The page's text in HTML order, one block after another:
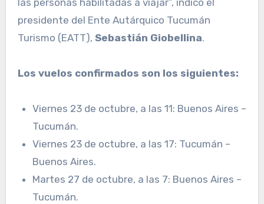
las personas habilitadas a viajar”, indicó el
presidente del Ente Autárquico Tucumán
Turismo (EATT), Sebastián Giobellina.
Los vuelos confirmados son los siguientes:
Viernes 23 de octubre, a las 11: Buenos Aires –
Tucumán.
Viernes 23 de octubre, a las 17: Tucumán –
Buenos Aires.
Martes 27 de octubre, a las 7: Buenos Aires –
Tucumán.